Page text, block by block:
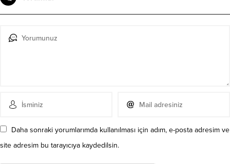
Daha sonraki yorumlarımda kullanılması için adım, e-posta adresim ve
site adresim bu tarayıcıya kaydedilsin.